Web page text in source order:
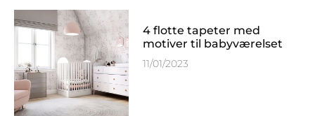
4 flotte tapeter med
motiver til babyværelset
11/01/2023